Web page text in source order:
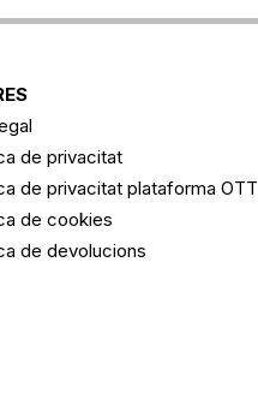
de privacitat
de privacitat plataforma OTT
de cookies
de devolucions